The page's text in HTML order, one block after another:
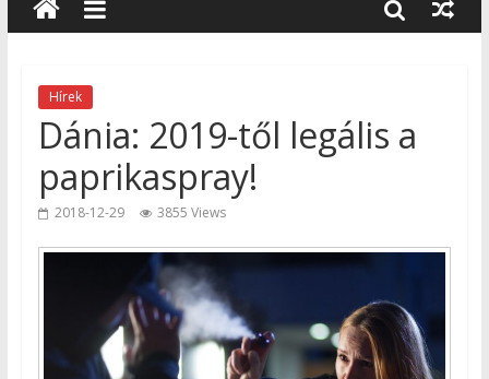
Hírek
Dánia: 2019-től legális a
paprikaspray!
2018-12-29 3855 Views